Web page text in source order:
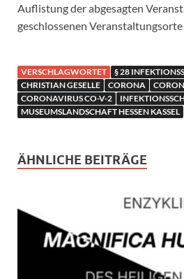
Auflistung der abgesagten
geschlossenen Veranstaltungsorte
VERSCHLAGWORTET
§ 28
CHRISTIAN GESELLE
CORONA
CORONAVIRUS CO-V-2
MUSEUMSLANDSCHAFT HESSEN KASSEL
ÄHNLICHE BEITRÄGE